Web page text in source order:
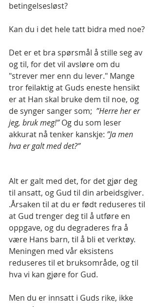
betingelsesløst?
Kan du i det hele tatt bidra med noe?
Det er et bra spørsmål å stille seg av
og til, for det vil avsløre om du
"strever mer enn du lever." Mange
tror feilaktig at Guds eneste hensikt
er at Han skal bruke dem til noe, og
de synger sanger som; ”Herre her er
jeg, bruk meg!” Og du som leser
akkurat nå tenker kanskje: ”Ja men
hva er galt med det?”
Alt er galt med det, for det gjør deg
til ansatt, og Gud til din arbeidsgiver.
.Årsaken til at du er født reduseres til
at Gud trenger deg til å utføre en
oppgave, og du degraderes fra å
være Hans barn, til å bli et verktøy.
Meningen med vår eksistens
reduseres til et bruksområde, og til
hva vi kan gjøre for Gud.
Men du er innsatt i Guds rike, ikke